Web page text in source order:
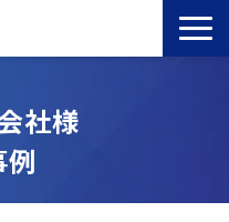
は
覧
社様
例